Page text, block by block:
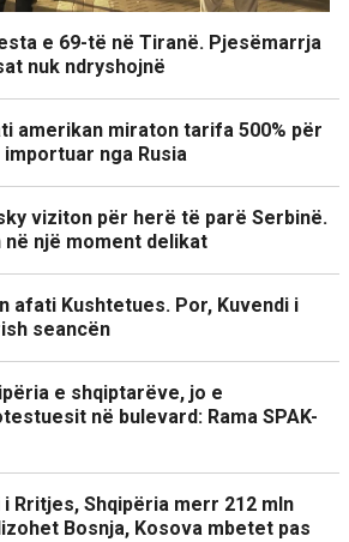
e 69-të në Tiranë. Pjesëmarrja
nuk ndryshojnë
amerikan miraton tarifa 500% për
nga Rusia
viziton për herë të parë Serbinë.
në një moment delikat
afati Kushtetues. Por, Kuvendi i
seancën
e shqiptarëve, jo e
në bulevard: Rama SPAK-
Rritjes, Shqipëria merr 212 mln
Bosnja, Kosova mbetet pas